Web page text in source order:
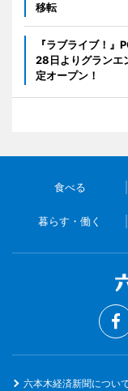
移転
『ラブライブ！』
28日よりグランエ
定オープン！
食べる
暮らす・働く
六本木経済新聞につい